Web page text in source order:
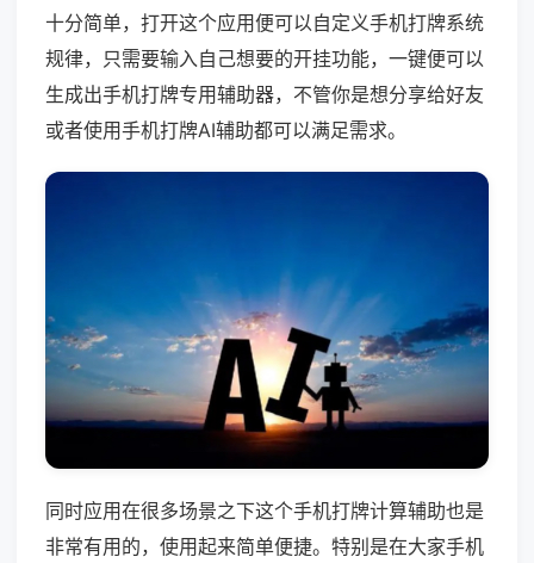
十分简单，打开这个应用便可以自定义手机打牌系统
规律，只需要输入自己想要的开挂功能，一键便可以
生成出手机打牌专用辅助器，不管你是想分享给好友
或者使用手机打牌AI辅助都可以满足需求。
同时应用在很多场景之下这个手机打牌计算辅助也是
非常有用的，使用起来简单便捷。特别是在大家手机